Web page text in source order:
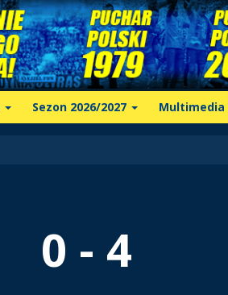
Sezon 2026/2027 Multimedia
0 - 4